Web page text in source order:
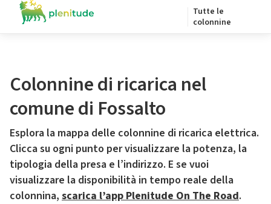
Tutte le
colonnine
Colonnine di ricarica nel
comune di Fossalto
Esplora la mappa delle colonnine di ricarica elettrica.
Clicca su ogni punto per visualizzare la potenza, la
tipologia della presa e l’indirizzo. E se vuoi
visualizzare la disponibilità in tempo reale della
colonnina, scarica l’app Plenitude On The Road.